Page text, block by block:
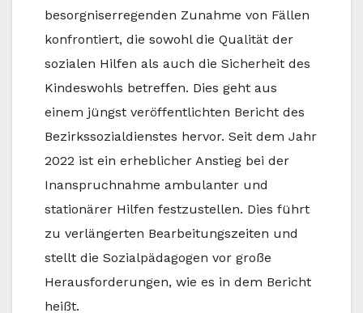
besorgniserregenden Zunahme von Fällen
konfrontiert, die sowohl die Qualität der
sozialen Hilfen als auch die Sicherheit des
Kindeswohls betreffen. Dies geht aus
einem jüngst veröffentlichten Bericht des
Bezirkssozialdienstes hervor. Seit dem Jahr
2022 ist ein erheblicher Anstieg bei der
Inanspruchnahme ambulanter und
stationärer Hilfen festzustellen. Dies führt
zu verlängerten Bearbeitungszeiten und
stellt die Sozialpädagogen vor große
Herausforderungen, wie es in dem Bericht
heißt.